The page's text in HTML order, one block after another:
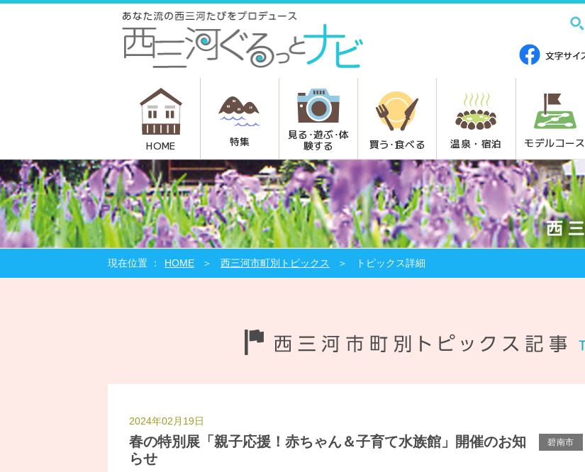
HOME 特集
見る･遊ぶ･体
験する
買う･食べる 温泉・宿泊 モデルコース
HOME 西三河市町別トピックス トピックス詳細
2024年02月19日
碧南市
春の特別展「親子応援！赤ちゃん＆子育て水族館」開催のお知
らせ